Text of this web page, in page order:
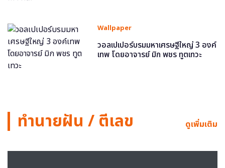
Wallpaper
วอลเปเปอร์บรมมหาเศรษฐีใหญ่ 3 องค์
เทพ โดยอาจารย์ มิก พชร ทูตเทวะ
ทำนายฝัน / ตีเลข ดูเพิ่มเติม